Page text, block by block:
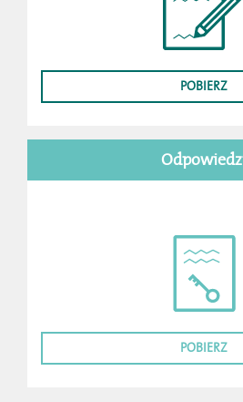
POBIERZ
POBIERZ